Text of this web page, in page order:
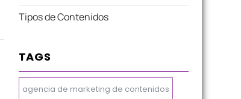
Tipos de Contenidos
TAGS
agencia de marketing de contenidos